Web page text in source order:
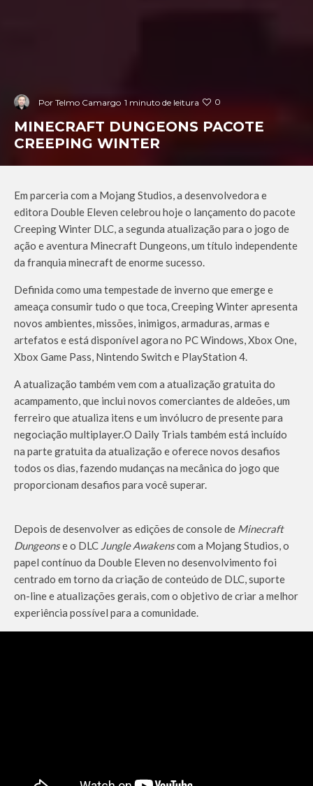
Por Telmo Camargo 1 minuto de leitura 0
MINECRAFT DUNGEONS PACOTE
CREEPING WINTER
Em parceria com a Mojang Studios, a desenvolvedora e
editora Double Eleven celebrou hoje o lançamento do pacote
Creeping Winter DLC, a segunda atualização para o jogo de
ação e aventura Minecraft Dungeons, um título independente
da franquia minecraft de enorme sucesso.
Definida como uma tempestade de inverno que emerge e
ameaça consumir tudo o que toca, Creeping Winter apresenta
novos ambientes, missões, inimigos, armaduras, armas e
artefatos e está disponível agora no PC Windows, Xbox One,
Xbox Game Pass, Nintendo Switch e PlayStation 4.
A atualização também vem com a atualização gratuita do
acampamento, que inclui novos comerciantes de aldeões, um
ferreiro que atualiza itens e um invólucro de presente para
negociação multiplayer.O Daily Trials também está incluído
na parte gratuita da atualização e oferece novos desafios
todos os dias, fazendo mudanças na mecânica do jogo que
proporcionam desafios para você superar.
Depois de desenvolver as edições de console de Minecraft
Dungeonse o DLC Jungle Awakenscom a Mojang Studios, o
papel contínuo da Double Eleven no desenvolvimento foi
centrado em torno da criação de conteúdo de DLC, suporte
on-line e atualizações gerais, com o objetivo de criar a melhor
experiência possível para a comunidade.